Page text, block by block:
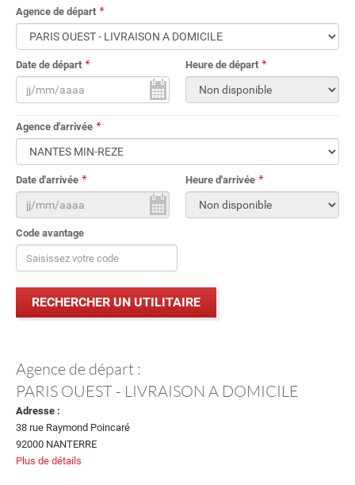
Agence de départ
Date de départ Heure de départ
Agence d'arrivée
Date d'arrivée Heure d'arrivée
Code avantage
Agence de départ :
PARIS OUEST - LIVRAISON A DOMICILE
Adresse :
38 rue Raymond Poincaré
92000 NANTERRE
Plus de détails